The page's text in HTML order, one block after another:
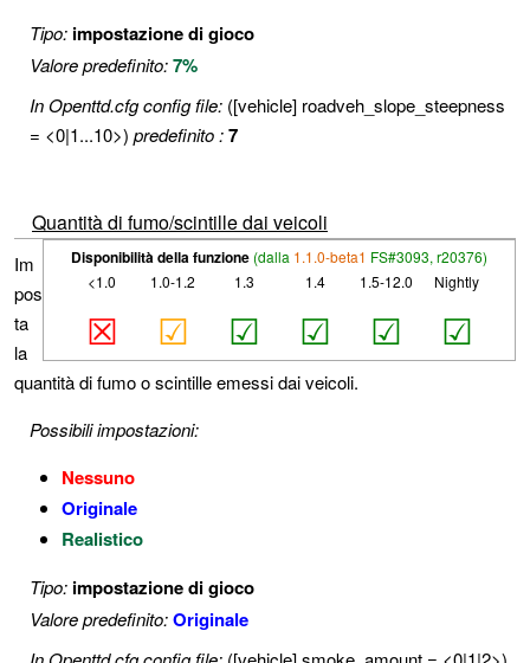
Tipo: impostazione di gioco
Valore predefinito:7%
In Openttd.cfg config file: ([vehicle] roadveh_slope_steepness
= <0|1...10>) predefinito :7
Quantità di fumo/scintille dai veicoli
Disponibilità della funzione (dalla 1.1.0-beta1 FS#3093, r20376)
<1.0
☒
1.0-1.2
☑
1.3
☑
1.4
☑
1.5-12.0
☑
Nightly
☑
Im
pos
ta
la
quantità di fumo o scintille emessi dai veicoli.
Possibili impostazioni:
Nessuno
Originale
Realistico
Tipo: impostazione di gioco
Valore predefinito:Originale